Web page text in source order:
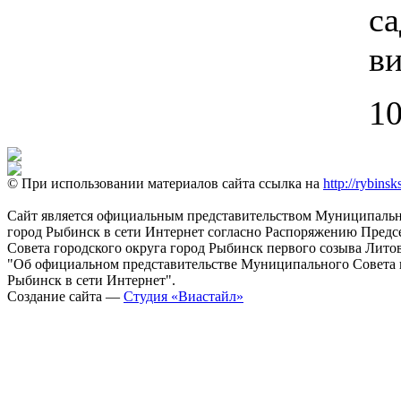
© При использовании материалов сайта ссылка на http://
Сайт является официальным представительством
город Рыбинск в сети Интернет согласно Распоряжению
Совета городского округа город Рыбинск первого созыва
"Об официальном представительстве Муниципального Совета
Рыбинск в сети Интернет".
Создание сайта — Студия «Виастайл»